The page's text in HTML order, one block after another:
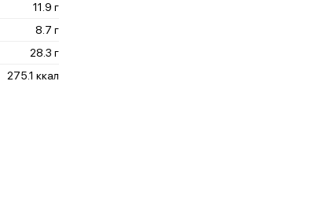
11.9 г
8.7 г
28.3 г
275.1 ккал